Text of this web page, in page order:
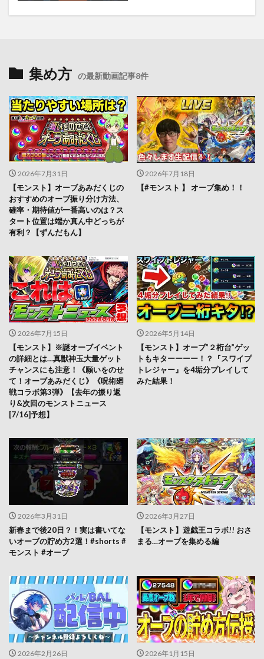
集め方 の最新動画記事8件
2026年7月31日
【モンスト】オーブあみだくじの
おすすめのオーブ振り分け方法、
確率・期待値が一番高いのは？ス
タート位置は端か真ん中どっちが
有利？【ずんだもん】
2026年7月18日
【#モンスト 】 オーブ集め！！
2026年7月15日
【モンスト】※謎オーブイベント
の詳細とは…真獣神玉大量ゲット
チャンスにも注意！《願いをのせ
て！オーブあみだくじ》《呪術廻
戦コラボ第3弾》【去年の振り返
り&次回のモンストニュース
[7/16]予想】
2026年5月14日
【モンスト】オーブ”２桁台”ゲッ
トもキターーーー！？『スワイプ
トレジャー』を4垢分プレイして
みた結果！
2026年3月31日
新春まで後20日？！実は書いてな
いオーブの貯め方2選！#shorts #
モンスト #オーブ
2026年3月27日
【モンスト】遊戯王コラボ!! おさ
まる…オーブを集める編
2026年2月26日 2026年1月15日